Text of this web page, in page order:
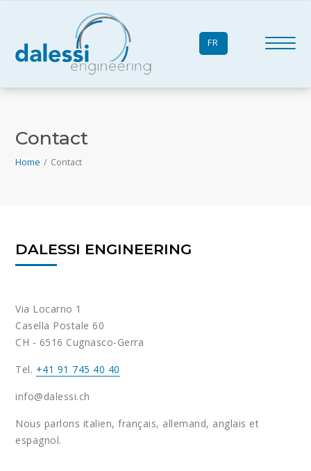
FR
Contact
Home / Contact
DALESSI ENGINEERING
Via Locarno 1
Casella Postale 60
CH - 6516 Cugnasco-Gerra
Tel. +41 91 745 40 40
info@dalessi.ch
Nous parlons italien, français, allemand, anglais et
espagnol.